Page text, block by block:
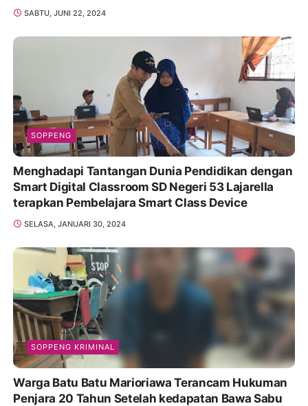
SABTU, JUNI 22, 2024
SOPPENG
Menghadapi Tantangan Dunia Pendidikan dengan
Smart Digital Classroom SD Negeri 53 Lajarella
terapkan Pembelajara Smart Class Device
SELASA, JANUARI 30, 2024
SOPPENG KRIMINAL
Warga Batu Batu Marioriawa Terancam Hukuman
Penjara 20 Tahun Setelah kedapatan Bawa Sabu